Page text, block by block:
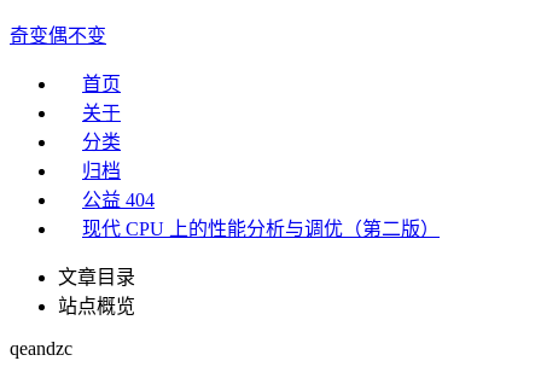
奇变偶不变
首页
关于
分类
归档
公益 404
现代 CPU 上的性能分析与调优（第二版）
文章目录
站点概览
qeandzc